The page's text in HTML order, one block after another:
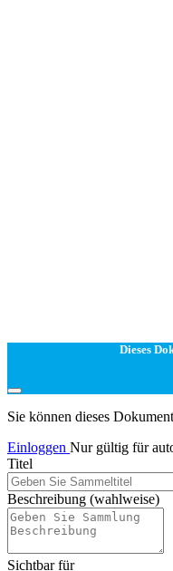
Dieses
Sie können dieses
Einloggen Nur gültig für
Titel
Beschreibung (wahlweise)
Sichtbar für